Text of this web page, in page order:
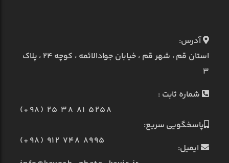
آدرس:
استان قم ، شهر قم ، خیابان جوادالائمه ، کوچه ۲۴ ، پلاک
۳
شماره ثابت :
(+98) 25 38 81 5258
پاسخگویی سریع:
(+98) 912 748 8995
ایمیل: